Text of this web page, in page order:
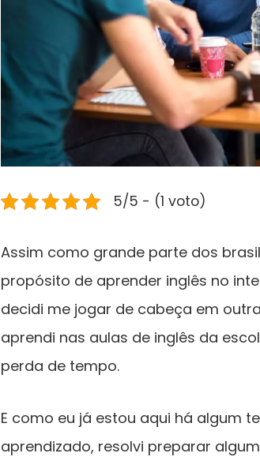
5/5 - (1 voto)
Assim como grande parte dos
propósito de aprender inglês no
decidi me jogar de cabeça em
aprendi nas aulas de inglês da
perda de tempo.
E como eu já estou aqui há algum
aprendizado, resolvi preparar